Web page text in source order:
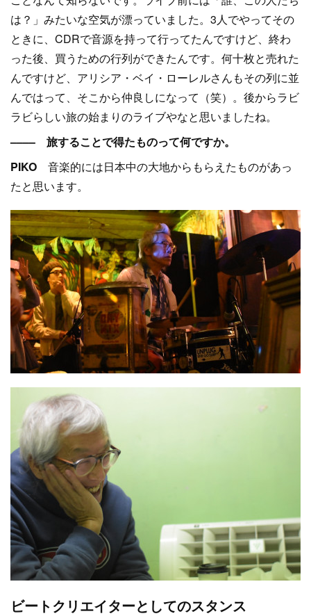
は？」みたいな空気が漂っていました。3人でやってその
ときに、CDRで音源を持って行ってたんですけど、終わ
った後、買うための行列ができたんです。何十枚と売れた
んですけど、アリシア・ベイ・ローレルさんもその列に並
んではって、そこから仲良しになって（笑）。後からラビ
ラビらしい旅の始まりのライブやなと思いましたね。
–––– 旅することで得たものって何ですか。
PIKO 音楽的には日本中の大地からもらえたものがあっ
たと思います。
ビートクリエイターとしてのスタンス